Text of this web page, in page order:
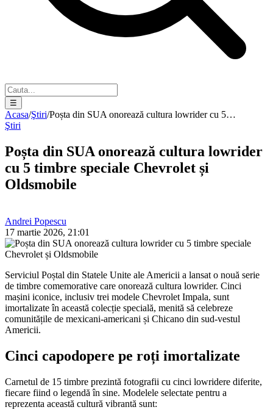
☰
Acasa/Ştiri/Poșta din SUA onorează cultura lowrider cu 5…
Ştiri
Poșta din SUA onorează cultura lowrider
cu 5 timbre speciale Chevrolet și
Oldsmobile
Andrei Popescu
17 martie 2026, 21:01
Serviciul Poștal din Statele Unite ale Americii a lansat o nouă serie
de timbre comemorative care onorează cultura lowrider. Cinci
mașini iconice, inclusiv trei modele Chevrolet Impala, sunt
imortalizate în această colecție specială, menită să celebreze
comunitățile de mexicani-americani și Chicano din sud-vestul
Americii.
Cinci capodopere pe roți imortalizate
Carnetul de 15 timbre prezintă fotografii cu cinci lowridere diferite,
fiecare fiind o legendă în sine. Modelele selectate pentru a
reprezenta această cultură vibrantă sunt: